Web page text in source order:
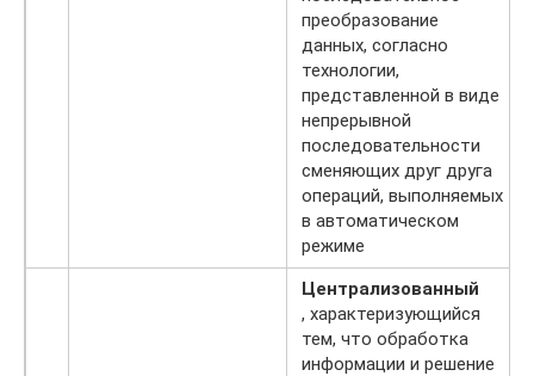
преобразование
данных, согласно
технологии,
представленной в виде
непрерывной
последовательности
сменяющих друг друга
операций, выполняемых
в автоматическом
режиме
Централизованный
, характеризующийся
тем, что обработка
информации и решение